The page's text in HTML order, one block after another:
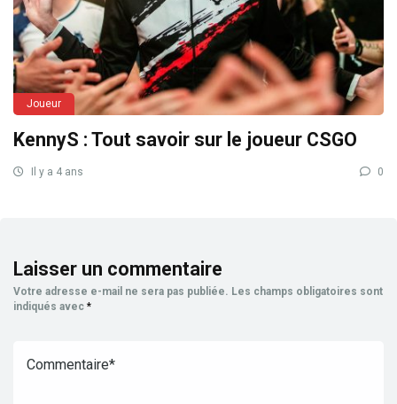
Joueur
KennyS : Tout savoir sur le joueur CSGO
Il y a 4 ans 0
Laisser un commentaire
Votre adresse e-mail ne sera pas publiée. Les champs obligatoires sont
indiqués avec *